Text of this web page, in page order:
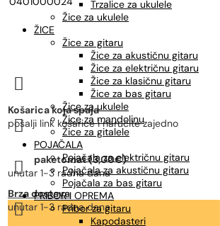
Trzalice za ukulele
Žice za ukulele
ŽICE
Žice za gitaru
Žice za akustičnu gitaru
Žice za električnu gitaru
Žice za klasičnu gitaru
Žice za bas gitaru
Žice za ukulele
Žice za mandolinu
Žice za gitalele
POJAČALA
Pojačala za električnu gitaru
Pojačala za akustičnu gitaru
Pojačala za bas gitaru
PRIBOR I OPREMA
Pribor za gitaru
Kapodasteri

Košarica koja spaja
pošalji link košarice i naručite zajedno

paketomat (3,00€)
unutar 1-3 radna dana

Brza dostava
unutar 1-3 radna dana
